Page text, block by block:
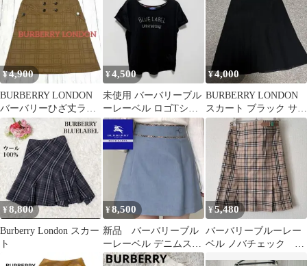
¥ 4,900
BURBERRY LONDON
バーバリーひざ丈ラッ
プ風スカートチェック
柄
¥4,500
未使用 バーバリーブル
ーレーベル ロゴTシャ
ツ 紺38
¥4,000
BURBERRY LONDON
スカート ブラック サイ
ズ42
¥8,800
Burberry London スカー
ト
¥8,500
新品 バーバリーブル
ーレーベル デニムスカ
ート 台形スカート
¥5,480
バーバリーブルーレー
ベル ノバチェック キ